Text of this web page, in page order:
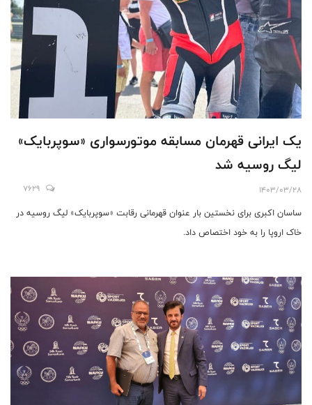
یک ایرانی قهرمان مسابقه موتورسواری «سوپربایک»
لیگ روسیه شد
1403/03/28
7629
ساسان اکبری برای نخستین بار عنوان قهرمانی رقابت «سوپربایک» لیگ روسیه در
خاک اروپا را به خود اختصاص داد.